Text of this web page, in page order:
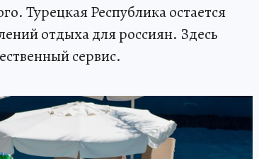
Турецкая Республика остается
отдыха для россиян. Здесь
сервис.